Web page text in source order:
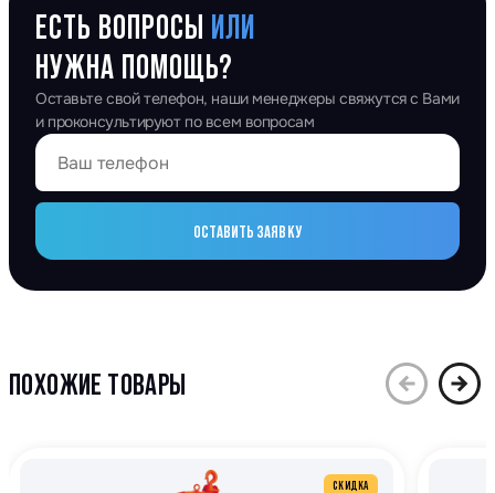
ЕСТЬ ВОПРОСЫ ИЛИ
НУЖНА ПОМОЩЬ?
Оставьте свой телефон, наши менеджеры свяжутся с Вами
и проконсультируют по всем вопросам
ОСТАВИТЬ ЗАЯВКУ
ПОХОЖИЕ ТОВАРЫ
СКИДКА